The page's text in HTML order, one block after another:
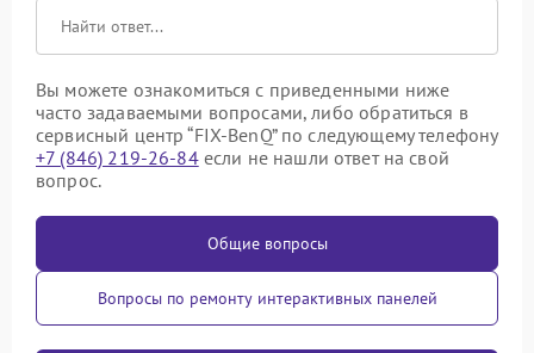
Вы можете ознакомиться с приведенными ниже
часто задаваемыми вопросами, либо обратиться в
сервисный центр “FIX-BenQ” по следующему телефону
+7 (846) 219-26-84если не нашли ответ на свой
вопрос.
Общие вопросы
Вопросы по ремонту интерактивных панелей